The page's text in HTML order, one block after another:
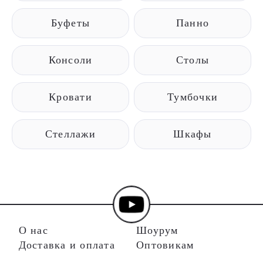
Буфеты Панно
Консоли Столы
Кровати Тумбочки
Стеллажи Шкафы
О нас
Доставка и оплата
Шоурум
Оптовикам